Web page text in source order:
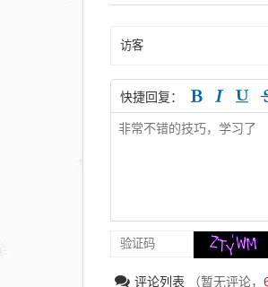
快捷回复：
评论列表 （暂无评论，